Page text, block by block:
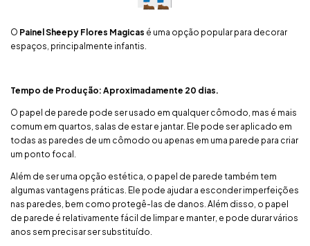
O Painel Sheepy Flores Magicas é uma opção popular para decorar
espaços, principalmente infantis.
Tempo de Produção: Aproximadamente 20 dias.
O papel de parede pode ser usado em qualquer cômodo, mas é mais
comum em quartos, salas de estar e jantar. Ele pode ser aplicado em
todas as paredes de um cômodo ou apenas em uma parede para criar
um ponto focal.
Além de ser uma opção estética, o papel de parede também tem
algumas vantagens práticas. Ele pode ajudar a esconder imperfeições
nas paredes, bem como protegê-las de danos. Além disso, o papel
de parede é relativamente fácil de limpar e manter, e pode durar vários
anos sem precisar ser substituído.